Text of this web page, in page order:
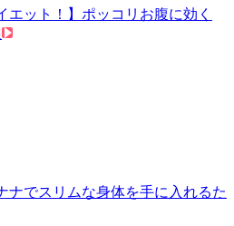
エット！】ポッコリお腹に効く
ナでスリムな身体を手に入れるた